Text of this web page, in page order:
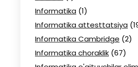
Informatika (1)
Informatika attesttatsiya
Informatika Cambridge (2)
Informatika choraklik (67)